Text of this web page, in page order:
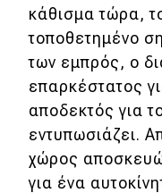
κάθισμα τώρα,
τοποθετημένο
των εμπρός, ο
επαρκέστατος
αποδεκτός για
εντυπωσιάζει.
χώρος
για ένα